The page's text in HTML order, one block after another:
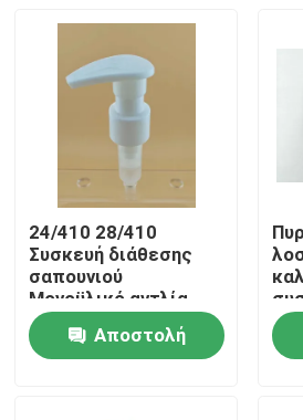
Σπίτι
24/410 28/410
Συσκευή διάθεσης
σαπουνιού
Μονοϋλικό αντλία
λοσιόν για
προσωπική φροντίδα
Αποστολή